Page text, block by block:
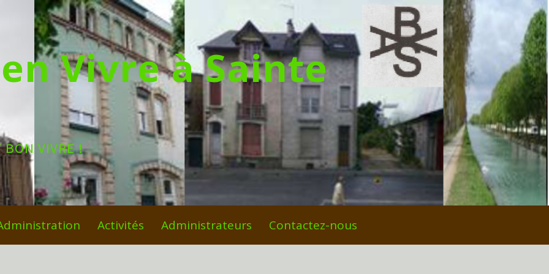
Vivre à Sainte
BON VIVRE !
Activités Administrateurs Contactez-nous